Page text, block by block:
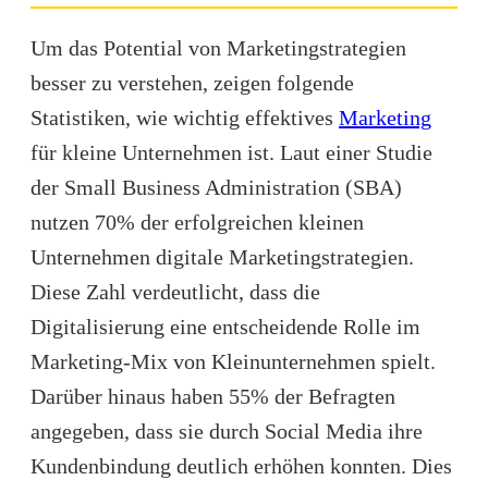
Um das Potential von Marketingstrategien
besser zu verstehen, zeigen folgende
Statistiken, wie wichtig effektives Marketing
für kleine Unternehmen ist. Laut einer Studie
der Small Business Administration (SBA)
nutzen 70% der erfolgreichen kleinen
Unternehmen digitale Marketingstrategien.
Diese Zahl verdeutlicht, dass die
Digitalisierung eine entscheidende Rolle im
Marketing-Mix von Kleinunternehmen spielt.
Darüber hinaus haben 55% der Befragten
angegeben, dass sie durch Social Media ihre
Kundenbindung deutlich erhöhen konnten. Dies